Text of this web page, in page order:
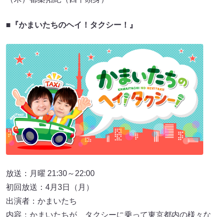
■『かまいたちのヘイ！タクシー！』
放送：月曜 21:30～22:00
初回放送：4月3日（月）
出演者：かまいたち
内容：かまいたちが、タクシーに乗って東京都内の様々な